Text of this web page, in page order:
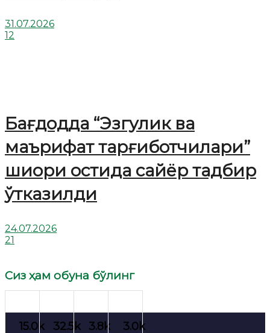
31.07.2026
12
Бағдодда “Эзгулик ва
маърифат тарғиботчилари”
шиори остида сайёр тадбир
ўтказилди
24.07.2026
21
Сиз ҳам обуна бўлинг